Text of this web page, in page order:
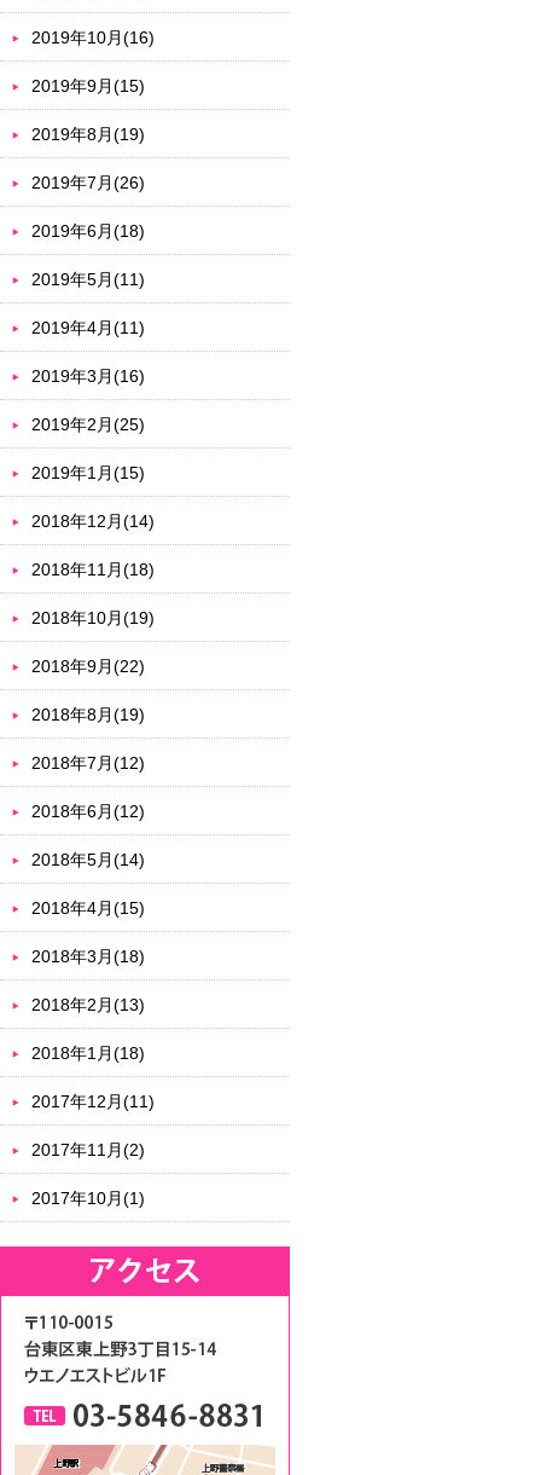
2019年10月(16)
2019年9月(15)
2019年8月(19)
2019年7月(26)
2019年6月(18)
2019年5月(11)
2019年4月(11)
2019年3月(16)
2019年2月(25)
2019年1月(15)
2018年12月(14)
2018年11月(18)
2018年10月(19)
2018年9月(22)
2018年8月(19)
2018年7月(12)
2018年6月(12)
2018年5月(14)
2018年4月(15)
2018年3月(18)
2018年2月(13)
2018年1月(18)
2017年12月(11)
2017年11月(2)
2017年10月(1)